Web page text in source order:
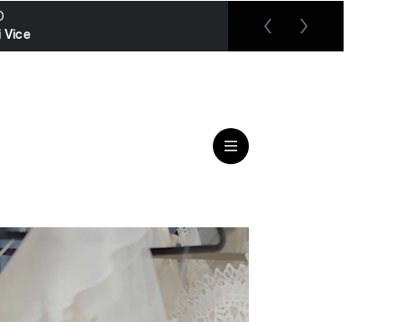
Vice
RTL up
Der Blaulicht Report